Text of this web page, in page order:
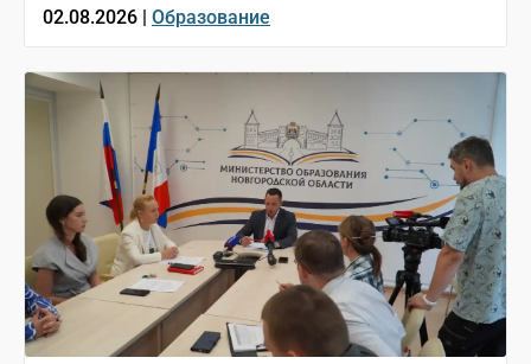
02.08.2026 | Образование